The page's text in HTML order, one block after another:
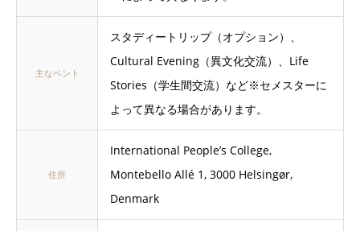
主なベント
スタディートリップ（オプション）、
Cultural Evening（異文化交流）、Life
Stories（学生間交流）など※セメスターに
よって異なる場合があります。
住所
International People’s College,
Montebello Allé 1, 3000 Helsingør,
Denmark